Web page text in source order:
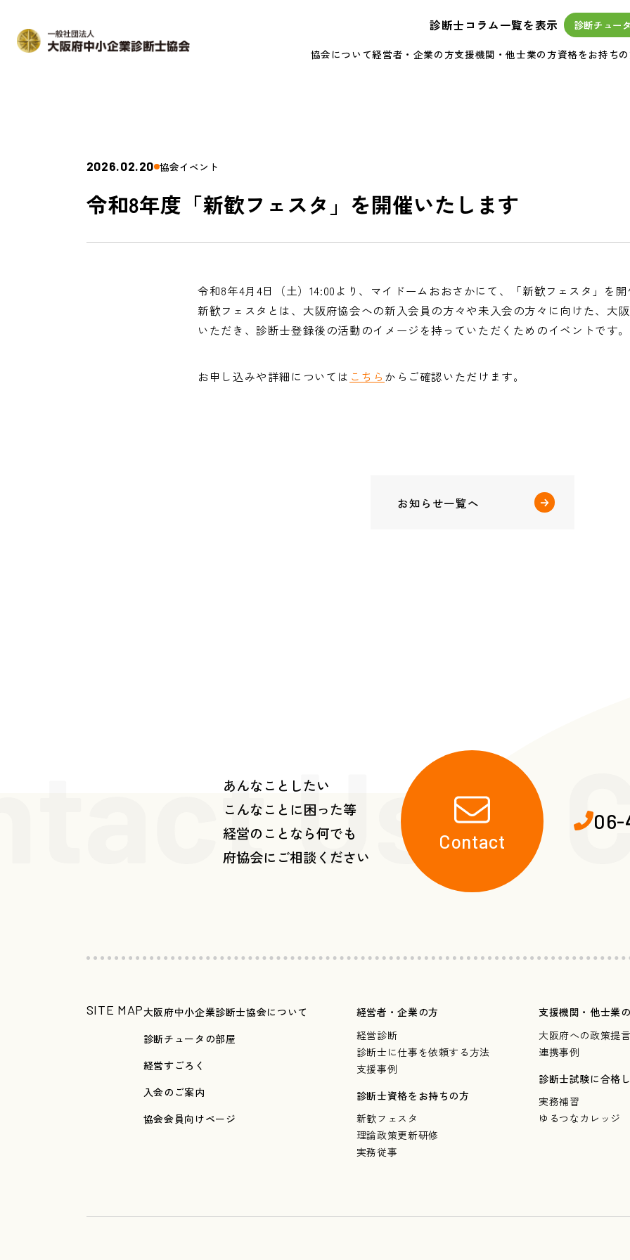
診断士コラム一覧を表示 診断チュー
協会について経営者・企業の方支援機関・他士業の方資格をお持ち
2026.02.20 協会イベント
令和8年度「新歓フェスタ」を開催いたします
令和8年4月4日（土）14:00より、マイドームおおさかにて、「新歓フェスタ」を
新歓フェスタとは、大阪府協会への新入会員の方々や未入会の方々に向けた、大
いただき、診断士登録後の活動のイメージを持っていただくためのイベントです。
お申し込みや詳細については こちら からご確認いただけます。
お知らせ一覧へ
Us・
あんなことしたい
こんなことに困った等
経営のことなら何でも
府協会にご相談ください
Contact
06-
SITE MAP大阪府中小企業診断士協会について
診断チュータの部屋
経営すごろく
入会のご案内
協会会員向けページ
経営者・企業の方
経営診断
診断士に仕事を依頼する方法
支援事例
診断士資格をお持ちの方
新歓フェスタ
理論政策更新研修
実務従事
支援機関・他士業
大阪府への政策提
連携事例
診断士試験に合格
実務補習
ゆるつなカレッジ